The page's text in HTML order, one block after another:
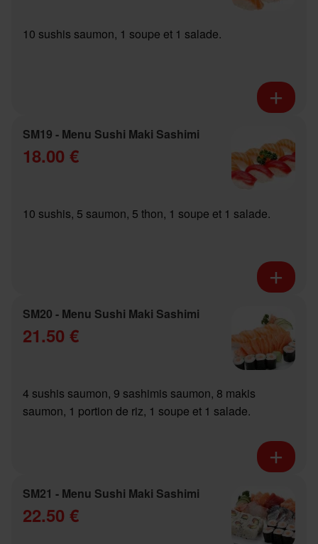
10 sushis saumon, 1 soupe et 1 salade.
SM19 - Menu Sushi Maki Sashimi
18.00 €
10 sushis, 5 saumon, 5 thon, 1 soupe et 1 salade.
SM20 - Menu Sushi Maki Sashimi
21.50 €
4 sushis saumon, 9 sashimis saumon, 8 makis
saumon, 1 portion de riz, 1 soupe et 1 salade.
SM21 - Menu Sushi Maki Sashimi
22.50 €